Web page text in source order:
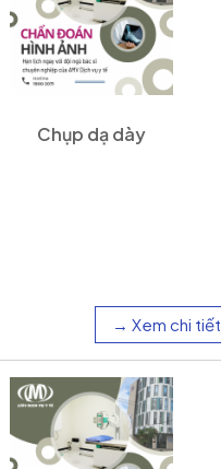
Chụp dạ dày
→ Xem chi tiết